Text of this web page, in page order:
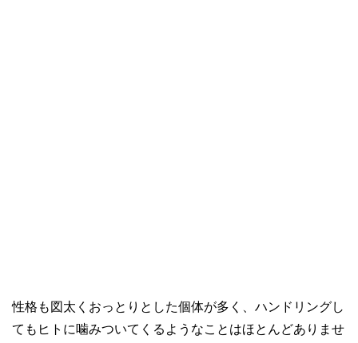
性格も図太くおっとりとした個体が多く、ハンドリングし
てもヒトに噛みついてくるようなことはほとんどありませ